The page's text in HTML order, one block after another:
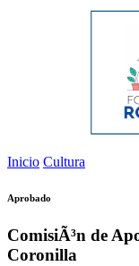
Inicio Cultura
Aprobado
ComisiÃ³n de
Coronilla